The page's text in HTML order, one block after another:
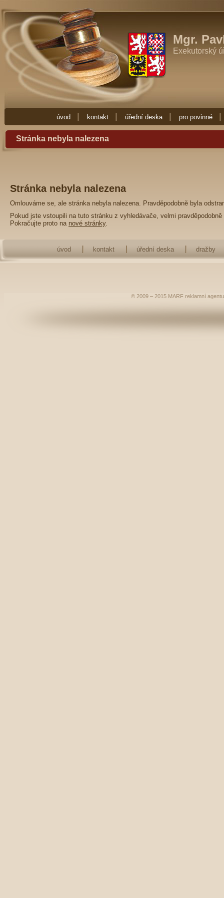
Exekutor Mgr. Pavla Fučíková
Zde najdete vše co potřebujete vědět o exekuci. Exekuce Ostrava je zde
exekutora nebo nějakou radu ohledně exekuce, obraťte se na
Mgr.
Exekutorský
úvod kontakt úřední deska pro povinné
Stránka nebyla nalezena
Stránka nebyla nalezena
Omlouváme se, ale stránka nebyla nalezena. Pravděpodobně byla
Pokud jste vstoupili na tuto stránku z vyhledávače, velmi
Pokračujte proto na nové stránky.
úvod kontakt úřední deska dražby
© 2009 – 2015 MARF reklamní